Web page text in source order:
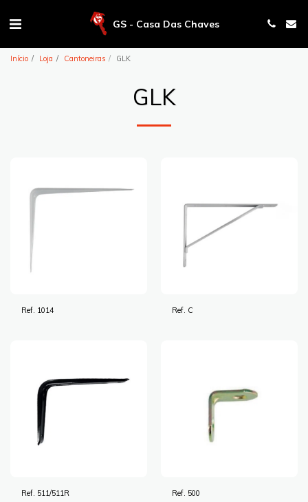
GS - Casa Das Chaves
Início Loja Cantoneiras GLK
GLK
Ref. 1014 Ref. C
Ref. 511/511R Ref. 500